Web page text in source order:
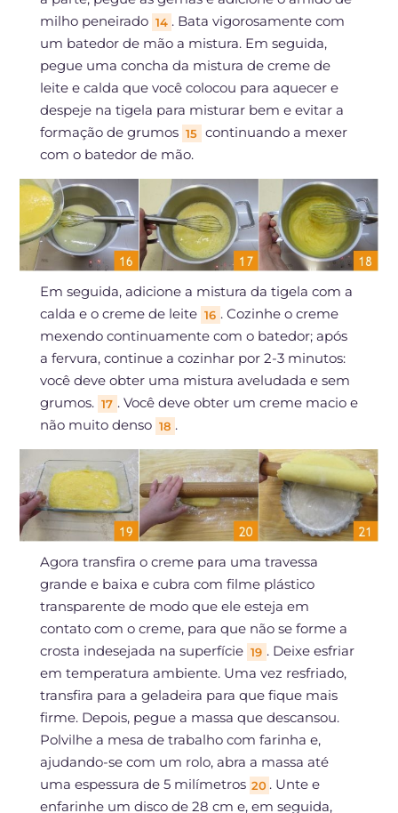
milho peneirado 14 . Bata vigorosamente com
um batedor de mão a mistura. Em seguida,
pegue uma concha da mistura de creme de
leite e calda que você colocou para aquecer e
despeje na tigela para misturar bem e evitar a
formação de grumos 15 continuando a mexer
com o batedor de mão.
Em seguida, adicione a mistura da tigela com a
calda e o creme de leite 16 . Cozinhe o creme
mexendo continuamente com o batedor; após
a fervura, continue a cozinhar por 2-3 minutos:
você deve obter uma mistura aveludada e sem
grumos. 17 . Você deve obter um creme macio e
não muito denso 18 .
Agora transfira o creme para uma travessa
grande e baixa e cubra com filme plástico
transparente de modo que ele esteja em
contato com o creme, para que não se forme a
crosta indesejada na superfície 19 . Deixe esfriar
em temperatura ambiente. Uma vez resfriado,
transfira para a geladeira para que fique mais
firme. Depois, pegue a massa que descansou.
Polvilhe a mesa de trabalho com farinha e,
ajudando-se com um rolo, abra a massa até
uma espessura de 5 milímetros 20 . Unte e
enfarinhe um disco de 28 cm e, em seguida,